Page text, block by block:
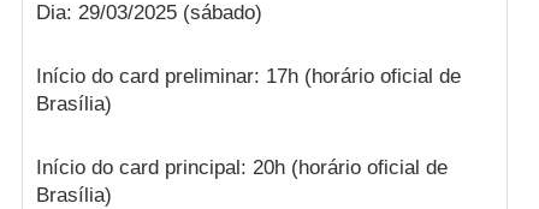
Dia: 29/03/2025 (sábado)
Início do card preliminar: 17h (horário oficial de
Brasília)
Início do card principal: 20h (horário oficial de
Brasília)